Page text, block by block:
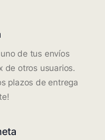
de tus envíos
de otros usuarios.
plazos de entrega